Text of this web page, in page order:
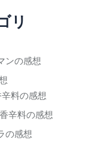
リ
ンの感想
料の感想
辛料の感想
の感想